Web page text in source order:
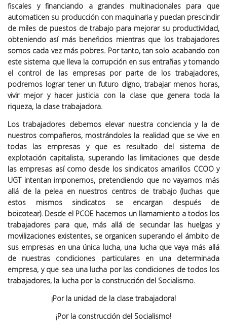
fiscales y financiando a grandes multinacionales para que
automaticen su producción con maquinaria y puedan prescindir
de miles de puestos de trabajo para mejorar su productividad,
obteniendo así más beneficios mientras que los trabajadores
somos cada vez más pobres. Por tanto, tan solo acabando con
este sistema que lleva la corrupción en sus entrañas y tomando
el control de las empresas por parte de los trabajadores,
podremos lograr tener un futuro digno, trabajar menos horas,
vivir mejor y hacer justicia con la clase que genera toda la
riqueza, la clase trabajadora.
Los trabajadores debemos elevar nuestra conciencia y la de
nuestros compañeros, mostrándoles la realidad que se vive en
todas las empresas y que es resultado del sistema de
explotación capitalista, superando las limitaciones que desde
las empresas así como desde los sindicatos amarillos CCOO y
UGT intentan imponernos, pretendiendo que no vayamos más
allá de la pelea en nuestros centros de trabajo (luchas que
estos mismos sindicatos se encargan después de
boicotear). Desde el PCOE hacemos un llamamiento a todos los
trabajadores para que, más allá de secundar las huelgas y
movilizaciones existentes, se organicen superando el ámbito de
sus empresas en una única lucha, una lucha que vaya más allá
de nuestras condiciones particulares en una determinada
empresa, y que sea una lucha por las condiciones de todos los
trabajadores, la lucha por la construcción del Socialismo.
¡Por la unidad de la clase trabajadora!
¡Por la construcción del Socialismo!